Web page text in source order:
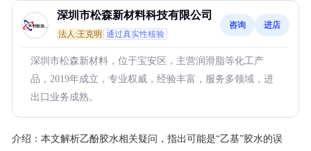
深圳市松森新材料科技有限公司
法人:王克明 通过真实性核验
咨询 进店
深圳市松森新材料，位于宝安区，主营润滑脂等化工产
品，2019年成立，专业权威，经验丰富，服务多领域，进
出口业务成熟。
介绍： 本文解析乙酚胶水相关疑问，指出可能是“乙基”胶水的误